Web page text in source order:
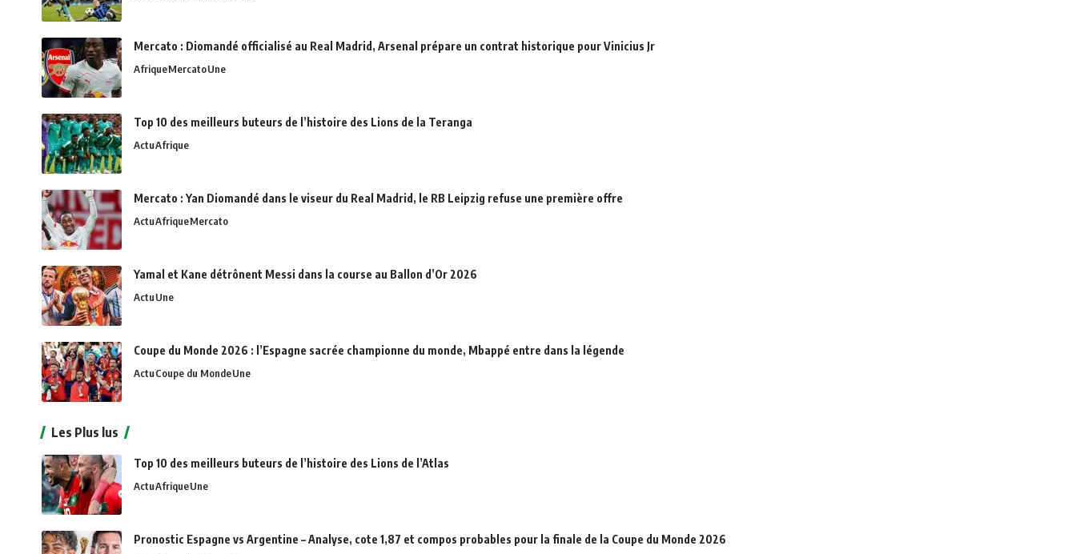
Mercato : Diomandé officialisé au Real Madrid, Arsenal prépare un contrat historique pour Vinicius Jr
AfriqueMercatoUne
Top 10 des meilleurs buteurs de l’histoire des Lions de la Teranga
ActuAfrique
Mercato : Yan Diomandé dans le viseur du Real Madrid, le RB Leipzig refuse une première offre
ActuAfriqueMercato
Yamal et Kane détrônent Messi dans la course au Ballon d’Or 2026
ActuUne
Coupe du Monde 2026 : l’Espagne sacrée championne du monde, Mbappé entre dans la légende
ActuCoupe du MondeUne
Les Plus lus
Top 10 des meilleurs buteurs de l’histoire des Lions de l’Atlas
ActuAfriqueUne
Pronostic Espagne vs Argentine – Analyse, cote 1,87 et compos probables pour la finale de la Coupe du Monde 2026